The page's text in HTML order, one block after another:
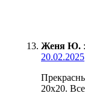
Женя Ю. :
20.02.2025
20х20.